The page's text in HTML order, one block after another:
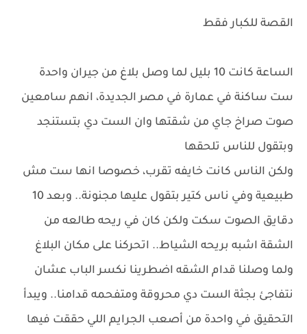
القصة للكبار فقط
الساعة كانت 10 بليل لما وصل بلاغ من جيران واحدة
ست ساكنة في عمارة في مصر الجديدة، انهم سامعين
صوت صراخ جاي من شقتها وان الست دي بتستنجد
وبتقول للناس تلحقها
ولكن الناس كانت خايفه تقرب، خصوصا انها ست مش
طبيعية وفي ناس كتير بتقول عليها مجنونة.. وبعد 10
دقايق الصوت سكت ولكن كان في ريحه طالعه من
الشقة اشبه بريحه الشياط.. اتحركنا على مكان البلاغ
ولما وصلنا قدام الشقه اضطرينا نكسر الباب عشان
نتفاجئ بجثة الست دي محروقة ومتفحمه قدامنا.. ويبدأ
التحقيق في واحدة من أصعب الجرايم اللي حققت فيها